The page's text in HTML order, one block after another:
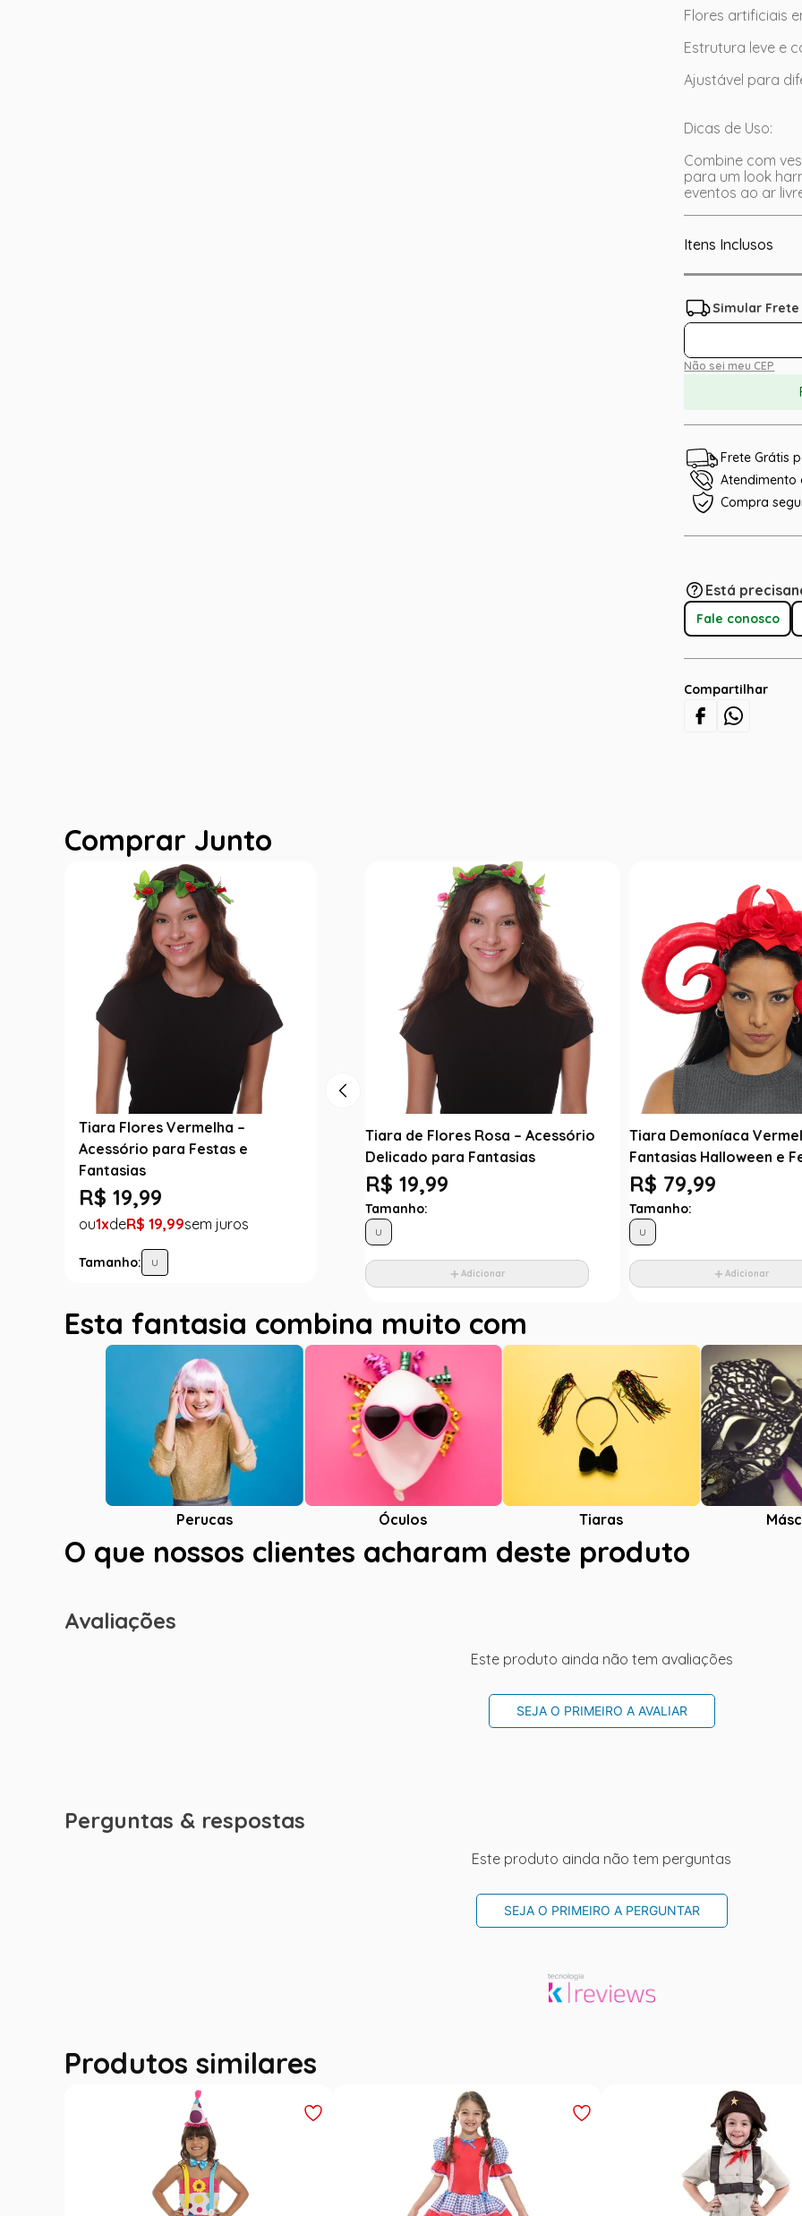
Flores artificiais
Estrutura leve e
Ajustável para
Dicas de Uso:
Combine com
para um look
eventos ao ar
Itens Inclusos
Não sei meu CEP
Frete Grátis
Atendimento
Compra
Está
Fale conosco
Compartilhar
Comprar Junto
Tiara Flores Vermelha –
Acessório para Festas e
Fantasias
R$ 19,99
1 R$ 19,99
Tamanho: U
Tiara de Flores Rosa – Acessório
Delicado para Fantasias
R$ 19,99
Tamanho:
U
Adicionar
Tiara Demoníaca
Fantasias Halloween e
R$ 79,99
Tamanho:
U
Adicionar
Esta fantasia combina muito com
Perucas Óculos Tiaras
O que nossos clientes acharam deste produto
Avaliações
Este produto ainda não tem avaliações
SEJA O PRIMEIRO A AVALIAR
Perguntas & respostas
Este produto ainda não tem perguntas
SEJA O PRIMEIRO A PERGUNTAR
Produtos similares